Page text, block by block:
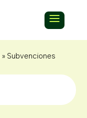
» Subvenciones